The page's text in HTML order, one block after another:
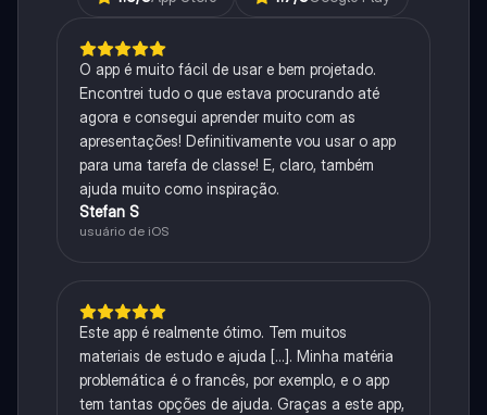
O app é muito fácil de usar e bem projetado.
Encontrei tudo o que estava procurando até
agora e consegui aprender muito com as
apresentações! Definitivamente vou usar o app
para uma tarefa de classe! E, claro, também
ajuda muito como inspiração.
Stefan S
usuário de iOS
Este app é realmente ótimo. Tem muitos
materiais de estudo e ajuda [...]. Minha matéria
problemática é o francês, por exemplo, e o app
tem tantas opções de ajuda. Graças a este app,